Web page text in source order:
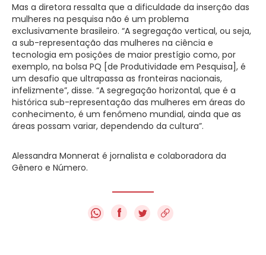
Mas a diretora ressalta que a dificuldade da inserção das
mulheres na pesquisa não é um problema
exclusivamente brasileiro. “A segregação vertical, ou seja,
a sub-representação das mulheres na ciência e
tecnologia em posições de maior prestígio como, por
exemplo, na bolsa PQ [de Produtividade em Pesquisa], é
um desafio que ultrapassa as fronteiras nacionais,
infelizmente”, disse. “A segregação horizontal, que é a
histórica sub-representação das mulheres em áreas do
conhecimento, é um fenômeno mundial, ainda que as
áreas possam variar, dependendo da cultura”.
Alessandra Monnerat é jornalista e colaboradora da
Gênero e Número.
f